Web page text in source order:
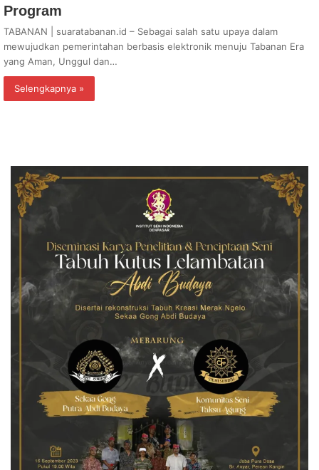
Program
TABANAN | suaratabanan.id – Sebagai salah satu upaya dalam
mewujudkan pemerintahan berbasis elektronik menuju Tabanan Era
yang Aman, Unggul dan…
Selengkapnya »